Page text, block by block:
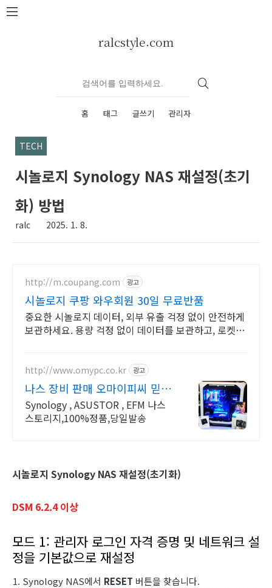
본문 바로가기
ralcstyle.com
홈 태그 글쓰기 관리자
TECH
시놀로지 Synology NAS 재설정(초기
화) 방법
ralc 2025. 1. 8.
http://m.coupang.com 광고
시놀로지 쿠팡 와우회원 30일 무료반품
중요한 시놀로지 데이터, 외부 유출 걱정 없이 안전하게
보관하세요. 용량 걱정 없이 데이터를 보관하고, 로켓배
http://www.omypc.co.kr 광고
나스 장비 판매 오마이피씨 믿을
수 있는 24년차 쇼핑몰
Synology , ASUSTOR , EFM 나스
스토리지,100%정품,당일발송
시놀로지 Synology NAS 재설정(초기화)
DSM 6.2.4 이상
모드 1: 관리자 로그인 자격 증명 및 네트워크 설
정을 기본값으로 재설정
Synology NAS에서 RESET 버튼을 찾습니다.